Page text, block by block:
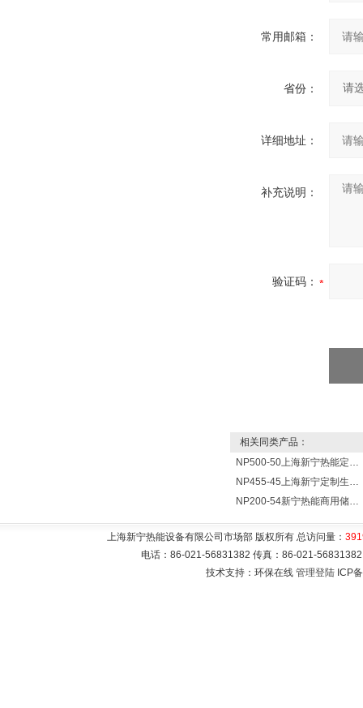
常用邮箱：
省份：
详细地址：
补充说明：
验证码：
相关同类产品：
NP500-50上海新宁热能定制各式不锈钢水箱容器
NP455-45上海新宁定制生产各式不锈钢容器
NP200-54新宁热能商用储水式电热水器V=200升N=54千瓦
上海新宁热能设备有限公司市场部 版权所有 总访问量：
电话：86-021-56831382 传真：86-021-
技术支持：环保在线 管理登陆 ICP